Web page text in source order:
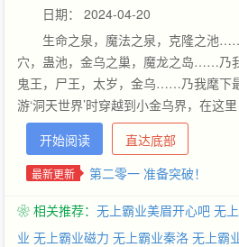
日期： 2024-04-20
生命之泉，魔法之泉，克隆之池
穴，蛊池，金乌之巢，魔龙之岛……乃
鬼王，尸王，太岁，金乌……乃我麾下
游‘洞天世界’时穿越到小金乌界，在这
切，不再是虚幻，而是现实！
开始阅读 直达底部
最新更新 第二零一 准备突破！
❀ 相关推荐： 无上霸业美眉开心吧 无
业 无上霸业磁力 无上霸业秦洛 无上霸